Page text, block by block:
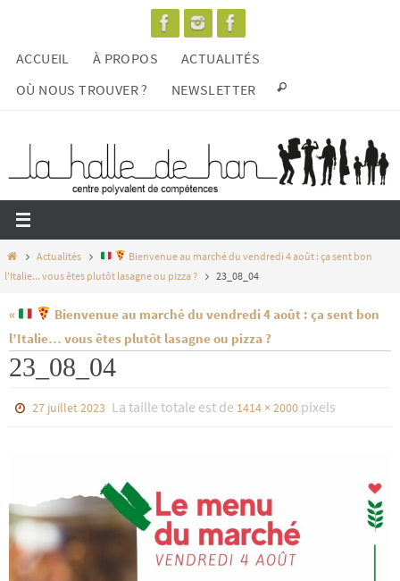
contenu
ACCUEIL À PROPOS
ACTUALITÉS
OÙ NOUS TROUVER ?
NEWSLETTER
HomeActualités
Bienvenue au marché du vendredi 4 août : ça sent bon
l'Italie... vous êtes plutôt lasagne ou pizza ?
23_08_04
«
Bienvenue au marché du vendredi 4 août : ça sent bon
l’Italie… vous êtes plutôt lasagne ou pizza ?
23_08_04
27 juillet 2023 La taille totale est de 1414 × 2000 pixels